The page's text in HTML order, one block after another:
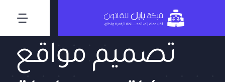
content
الرئيسية
تصميم مواقع